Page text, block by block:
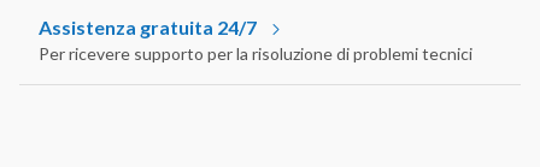
Assistenza gratuita 24/7
Per ricevere supporto per la risoluzione di problemi tecnici